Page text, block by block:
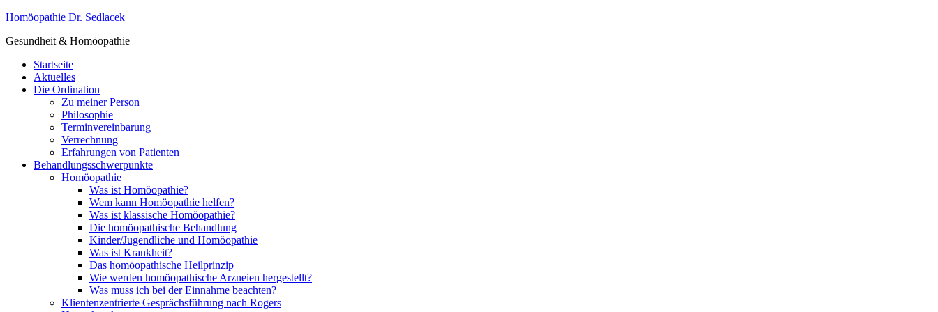
Homöopathie Dr. Sedlacek
Gesundheit & Homöopathie
Startseite
Aktuelles
Die Ordination
Zu meiner Person
Philosophie
Terminvereinbarung
Verrechnung
Erfahrungen von Patienten
Behandlungsschwerpunkte
Homöopathie
Was ist Homöopathie?
Wem kann Homöopathie helfen?
Was ist klassische Homöopathie?
Die homöopathische Behandlung
Kinder/Jugendliche und Homöopathie
Was ist Krankheit?
Das homöopathische Heilprinzip
Wie werden homöopathische Arzneien hergestellt?
Was muss ich bei der Einnahme beachten?
Klientenzentrierte Gesprächsführung nach Rogers